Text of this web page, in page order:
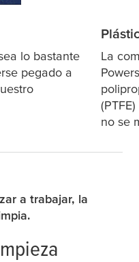
lo bastante
pegado a
La
no se
a trabajar, la